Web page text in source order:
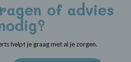
of advies
helpt je graag met al je zorgen.